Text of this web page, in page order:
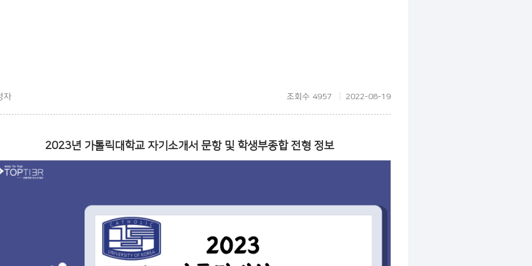
자 조회수 4957 2022-08-19
2023년 가톨릭대학교 자기소개서 문항 및 학생부종합 전형 정보